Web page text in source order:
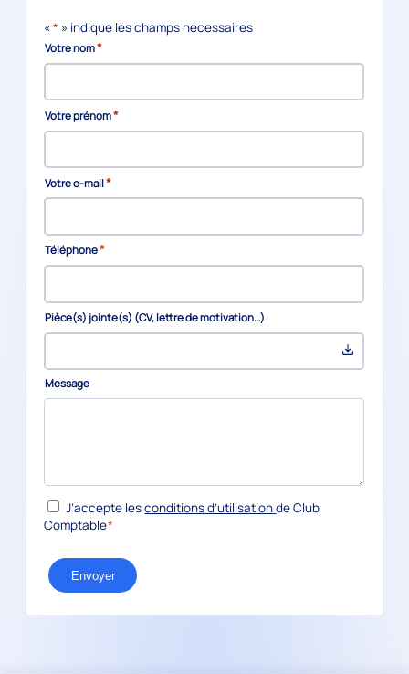
«* » indique les champs nécessaires
Votre nom*
Votre prénom*
Votre e-mail*
Téléphone*
Pièce(s) jointe(s) (CV, lettre de motivation…)
Message
RGPD*
J’accepte lesconditions d’utilisationde Club
Comptable*
Envoyer